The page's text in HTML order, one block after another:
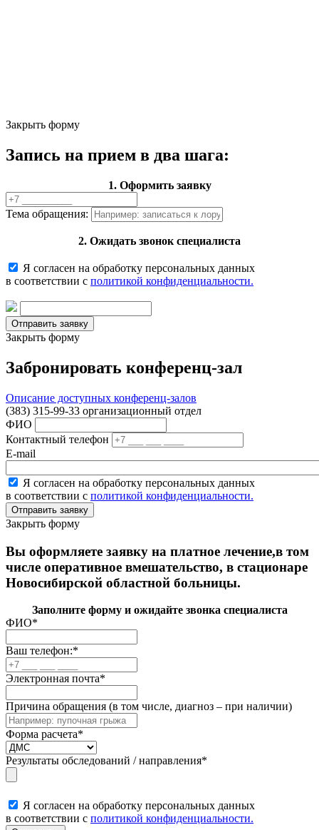
Закрыть форму
Запись на прием в два шага:
1. Оформить заявку
Тема обращения:
2. Ожидать звонок специалиста
Я согласен на обработку персональных данных
в соответствии с политикой конфиденциальности.
Закрыть форму
Забронировать конференц-зал
Описание доступных конференц-залов
(383) 315-99-33 организационный отдел
ФИО
Контактный телефон
E-mail
Я согласен на обработку персональных данных
в соответствии с политикой конфиденциальности.
Закрыть форму
Вы оформляете заявку на платное лечение,в том
числе оперативное вмешательство, в стационаре
Новосибирской областной больницы.
Заполните форму и ожидайте звонка специалиста
ФИО*
Ваш телефон:*
Электронная почта*
Причина обращения (в том числе, диагноз – при наличии)
Форма расчета*
Результаты обследований / направления*
Я согласен на обработку персональных данных
в соответствии с политикой конфиденциальности.